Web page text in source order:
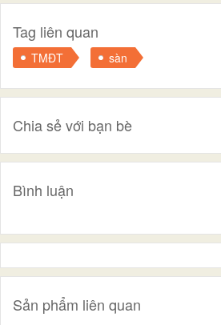
Tag liên quan
TMĐT sàn
Chia sẻ với bạn bè
Bình luận
Sản phẩm liên quan